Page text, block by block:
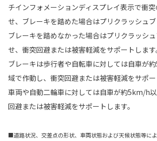
チインフォメーションディスプレイ表示で衝
せ、ブレーキを踏めた場合はプリクラッシュブ
ブレーキを踏めなかった場合はプリクラッシ
せ、衝突回避または被害軽減をサポートしま
ブレーキは歩行者や自転車に対しては自車が
域で作動し、衝突回避または被害軽減をサポー
車両や自動二輪車に対しては自車が約5km/h
回避または被害軽減をサポートします。
■道路状況、交差点の形状、車両状態および天候状態等に